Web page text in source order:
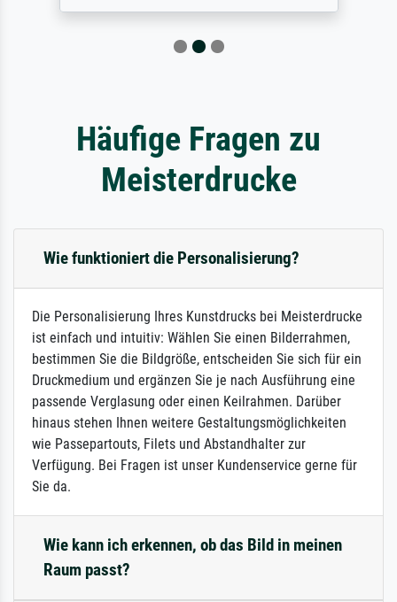
Häufige Fragen zu
Meisterdrucke
Wie funktioniert die Personalisierung?
Die Personalisierung Ihres Kunstdrucks bei Meisterdrucke
ist einfach und intuitiv: Wählen Sie einen Bilderrahmen,
bestimmen Sie die Bildgröße, entscheiden Sie sich für ein
Druckmedium und ergänzen Sie je nach Ausführung eine
passende Verglasung oder einen Keilrahmen. Darüber
hinaus stehen Ihnen weitere Gestaltungsmöglichkeiten
wie Passepartouts, Filets und Abstandhalter zur
Verfügung. Bei Fragen ist unser Kundenservice gerne für
Sie da.
Wie kann ich erkennen, ob das Bild in meinen
Raum passt?